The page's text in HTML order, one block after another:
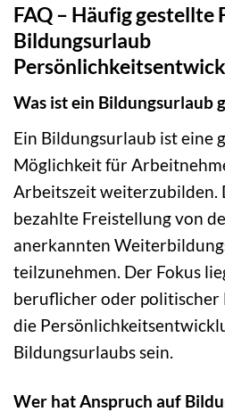
FAQ – Häufig gestellte
Bildungsurlaub
Was ist ein Bildungsurlaub
Ein Bildungsurlaub ist eine
Möglichkeit für
Arbeitszeit weiterzubilden.
bezahlte Freistellung von
anerkannten
teilzunehmen. Der Fokus
beruflicher oder politischer
die
Bildungsurlaubs sein.
Wer hat Anspruch auf